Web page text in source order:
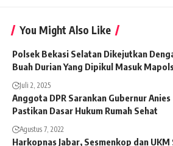
You Might Also Like
Polsek Bekasi Selatan Dikejutkan
Buah Durian Yang Dipikul Masuk
Juli 2, 2025
Anggota DPR Sarankan Gubernur Anies
Pastikan Dasar Hukum Rumah Sehat
Agustus 7, 2022
Harkopnas Jabar, Sesmenkop dan